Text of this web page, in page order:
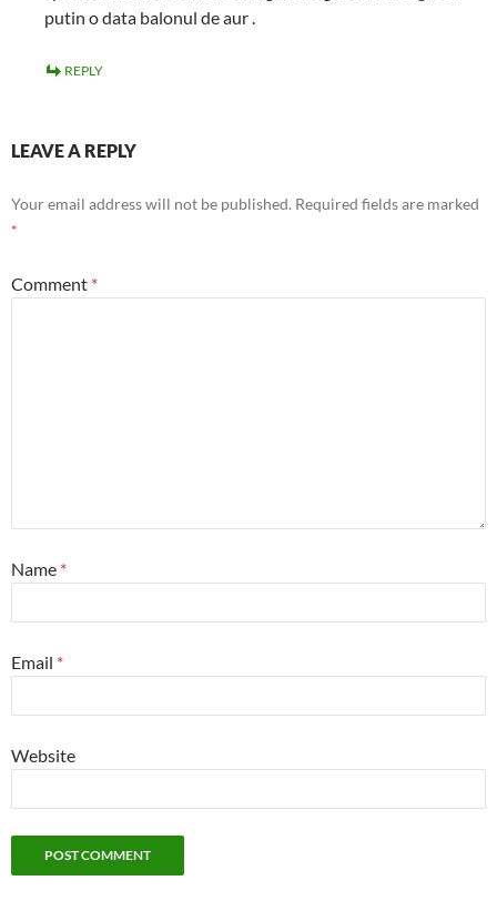
putin o data balonul de aur .
REPLY
LEAVE A REPLY
Your email address will not be published. Required fields are marked
*
Comment *
Name *
Email *
Website